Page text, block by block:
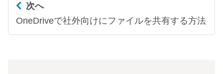
次へ
OneDriveで社外向けにファイルを共有する方法